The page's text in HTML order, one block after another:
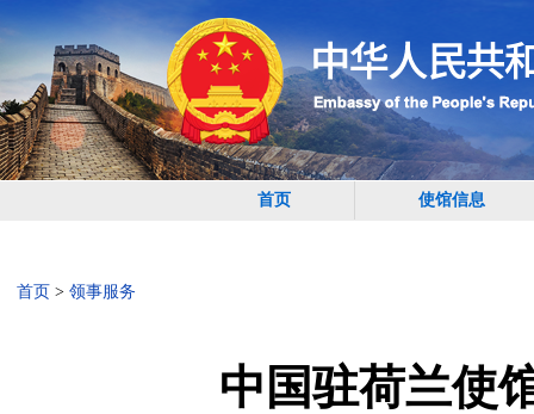
首页 使馆信息
首页 > 领事服务
中国驻荷兰使